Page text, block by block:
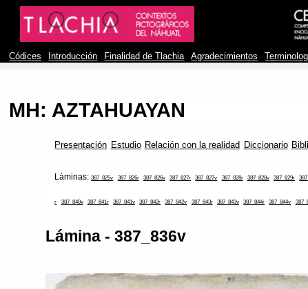
Códices Introducción Finalidad de Tlachia Agradecimientos
MH: AZTAHUAYAN
Presentación Estudio Relación con la realidad Diccionario
Láminas:387_825v 387_826r 387_826v 387_827r 387_827v 387_828r 387_828v 387_829r
r 387_840v 387_841r 387_841v 387_842r 387_842v 387_843r 387_843v 387_844r 387_844v
Lámina - 387_836v